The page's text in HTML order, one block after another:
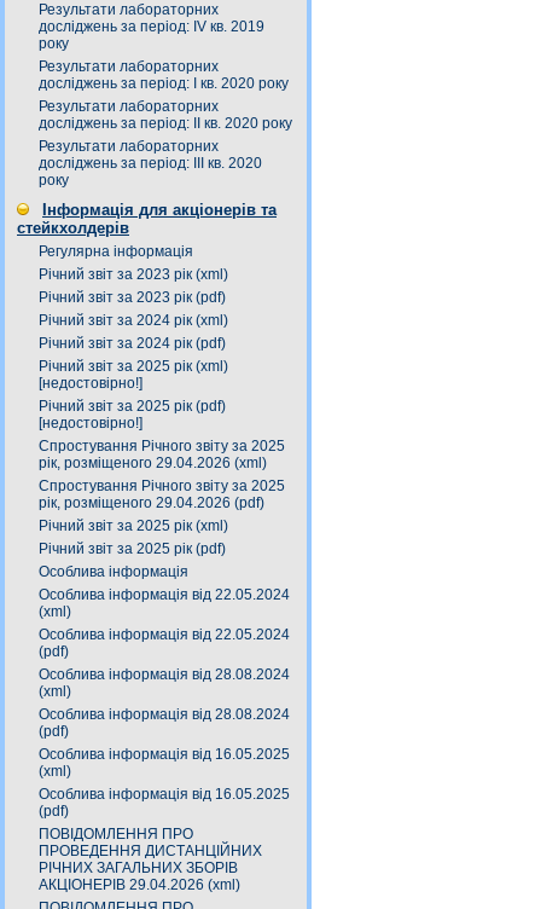
Результати лабораторних
досліджень за період: IV кв. 2019
року
Результати лабораторних
досліджень за період: I кв. 2020 року
Результати лабораторних
досліджень за період: ІI кв. 2020 року
Результати лабораторних
досліджень за період: ІІІ кв. 2020
року
Інформація для акціонерів та
стейкхолдерів
Регулярна інформація
Річний звіт за 2023 рік (xml)
Річний звіт за 2023 рік (pdf)
Річний звіт за 2024 рік (xml)
Річний звіт за 2024 рік (pdf)
Річний звіт за 2025 рік (xml)
[недостовірно!]
Річний звіт за 2025 рік (pdf)
[недостовірно!]
Спростування Річного звіту за 2025
рік, розміщеного 29.04.2026 (xml)
Спростування Річного звіту за 2025
рік, розміщеного 29.04.2026 (pdf)
Річний звіт за 2025 рік (xml)
Річний звіт за 2025 рік (pdf)
Особлива інформація
Особлива інформація від 22.05.2024
(xml)
Особлива інформація від 22.05.2024
(pdf)
Особлива інформація від 28.08.2024
(xml)
Особлива інформація від 28.08.2024
(pdf)
Особлива інформація від 16.05.2025
(xml)
Особлива інформація від 16.05.2025
(pdf)
ПОВІДОМЛЕННЯ ПРО
ПРОВЕДЕННЯ ДИСТАНЦІЙНИХ
РІЧНИХ ЗАГАЛЬНИХ ЗБОРІВ
АКЦІОНЕРІВ 29.04.2026 (xml)